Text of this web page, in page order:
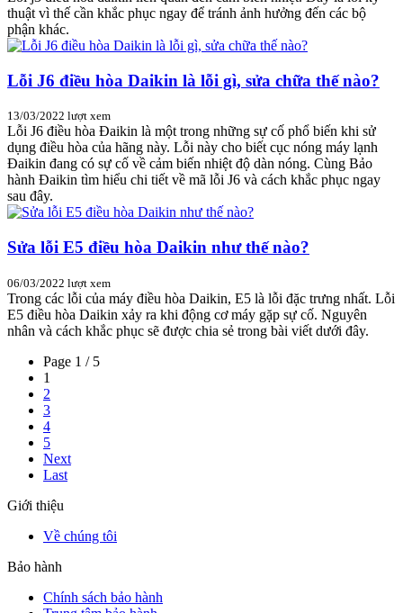
phận khác.
Lỗi J6 điều hòa Đaikin là một trong những sự cố phổ biến khi sử
dụng điều hòa của hãng này. Lỗi này cho biết cục nóng máy lạnh
Đaikin đang có sự cố về cảm biến nhiệt độ dàn nóng. Cùng Bảo
hành Đaikin tìm hiểu chi tiết về mã lỗi J6 và cách khắc phục ngay
sau đây.
Trong các lỗi của máy điều hòa Daikin, E5 là lỗi đặc trưng nhất. Lỗi
E5 điều hòa Daikin xảy ra khi động cơ máy gặp sự cố. Nguyên
nhân và cách khắc phục sẽ được chia sẻ trong bài viết dưới đây.
1
2
3
4
5
Next
Last
Trung tâm bảo hành